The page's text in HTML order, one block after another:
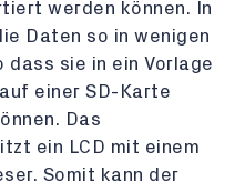
werden können. In
Daten so in wenigen
sie in ein Vorlage
einer SD-Karte
Das
ein LCD mit einem
Somit kann der